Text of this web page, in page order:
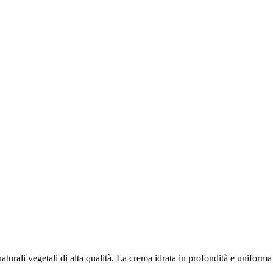
vegetali di alta qualità. La crema idrata in profondità e